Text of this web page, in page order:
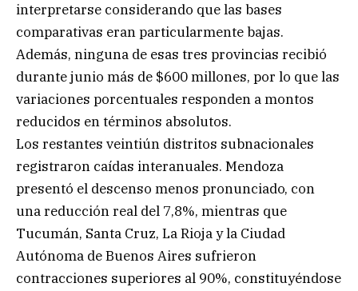
interpretarse considerando que las bases
comparativas eran particularmente bajas.
Además, ninguna de esas tres provincias recibió
durante junio más de $600 millones, por lo que las
variaciones porcentuales responden a montos
reducidos en términos absolutos.
Los restantes veintiún distritos subnacionales
registraron caídas interanuales. Mendoza
presentó el descenso menos pronunciado, con
una reducción real del 7,8%, mientras que
Tucumán, Santa Cruz, La Rioja y la Ciudad
Autónoma de Buenos Aires sufrieron
contracciones superiores al 90%, constituyéndose